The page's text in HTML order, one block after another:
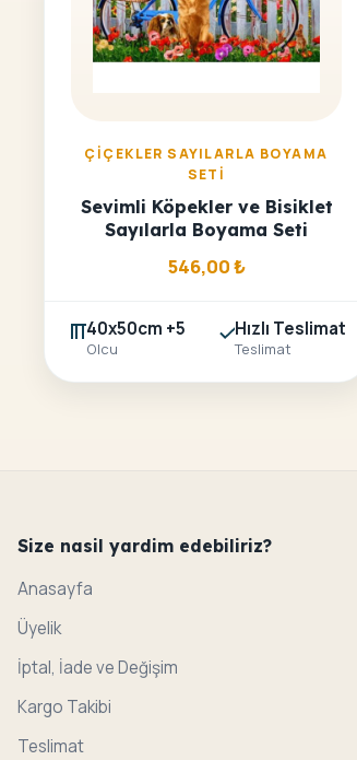
ÇIÇEKLER SAYILARLA BOYAMA
SETI
Sevimli Köpekler ve Bisiklet
Sayılarla Boyama Seti
546,00₺
40x50cm +5
Olcu
Hızlı Teslimat
Teslimat
Size nasil yardim edebiliriz?
Anasayfa
Üyelik
İptal, İade ve Değişim
Kargo Takibi
Teslimat